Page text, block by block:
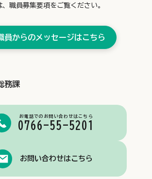
職員募集要項をご覧ください。
員からのメッセージはこちら
務課
お電話でのお問い合わせはこちら
0766-55-5201
お問い合わせはこちら